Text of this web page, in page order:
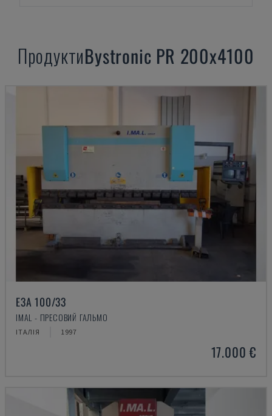
ПродуктиBystronic PR 200x4100
E3A 100/33
IMAL - ПРЕСОВИЙ ГАЛЬМО
ІТАЛІЯ 1997
17.000 €